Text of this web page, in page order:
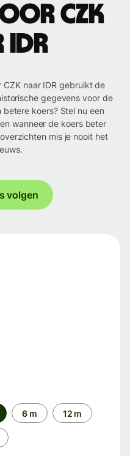
CZK
naar IDR gebruikt de
gegevens voor de
koers? Stel nu een
wanneer de koers beter
mis je nooit het
volgen
6 m 12 m